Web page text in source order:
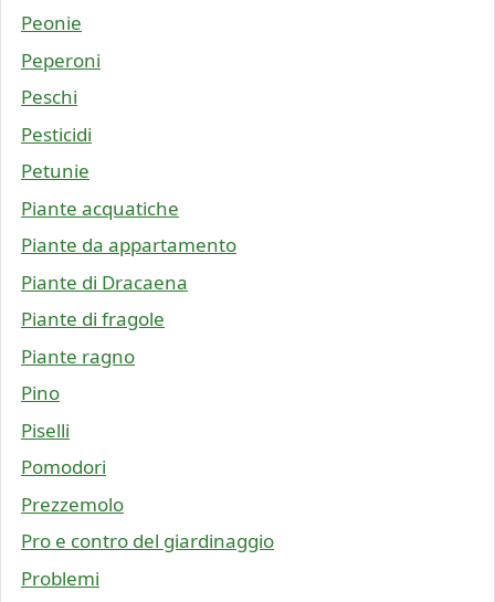
Peonie
Peperoni
Peschi
Pesticidi
Petunie
Piante acquatiche
Piante da appartamento
Piante di Dracaena
Piante di fragole
Piante ragno
Pino
Piselli
Pomodori
Prezzemolo
Pro e contro del giardinaggio
Problemi